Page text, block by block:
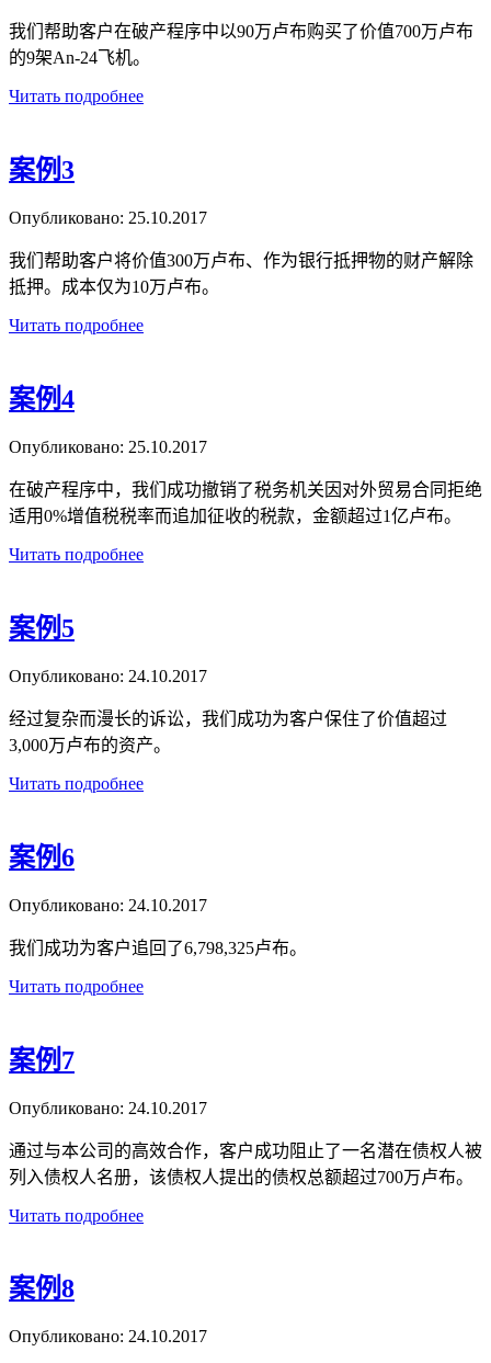
我们帮助客户在破产程序中以90万卢布购买了价值700万卢布
的9架An-24飞机。
Читать подробнее
案例3
Опубликовано: 25.10.2017
我们帮助客户将价值300万卢布、作为银行抵押物的财产解除
抵押。成本仅为10万卢布。
Читать подробнее
案例4
Опубликовано: 25.10.2017
在破产程序中，我们成功撤销了税务机关因对外贸易合同拒绝
适用0%增值税税率而追加征收的税款，金额超过1亿卢布。
Читать подробнее
案例5
Опубликовано: 24.10.2017
经过复杂而漫长的诉讼，我们成功为客户保住了价值超过
3,000万卢布的资产。
Читать подробнее
案例6
Опубликовано: 24.10.2017
我们成功为客户追回了6,798,325卢布。
Читать подробнее
案例7
Опубликовано: 24.10.2017
通过与本公司的高效合作，客户成功阻止了一名潜在债权人被
列入债权人名册，该债权人提出的债权总额超过700万卢布。
Читать подробнее
案例8
Опубликовано: 24.10.2017